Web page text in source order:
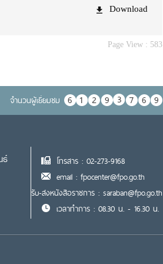
Download
Page View : 583
จำนวนผู้เยื่ยมชม
ธ์
โทรสาร : 02-273-9168
email : fpocenter@fpo.go.th
รับ-ส่งหนังสือราชการ : saraban@fpo.go.th
เวลาทำการ : 08.30 น. - 16.30 น.